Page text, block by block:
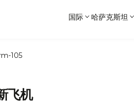
国际 哈萨克斯坦
105
飞机